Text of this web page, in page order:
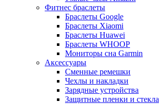
Фитнес браслеты
Браслеты Google
Браслеты Xiaomi
Браслеты Huawei
Браслеты WHOOP
Мониторы сна Garmin
Аксессуары
Сменные ремешки
Чехлы и накладки
Зарядные устройства
Защитные пленки и стекла